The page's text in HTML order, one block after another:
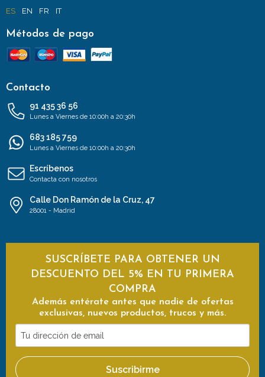
ES EN FR IT
Métodos de pago
Contacto
91 435 36 56
Lunes a Viernes de 10:00h a 20:30h
683 185 759
Lunes a Viernes de 10:00h a 20:30h
Escríbenos
Contacta con nosotros
Calle Don Ramón de la Cruz, 47
28001 - Madrid
SUSCRÍBETE PARA OBTENER UN
DESCUENTO DEL 5% EN TU PRIMERA
COMPRA
Además entérate antes que nadie de ofertas
exclusivas, nuevos productos, trucos y más.
Tu
dirección
de
email
Suscribirme